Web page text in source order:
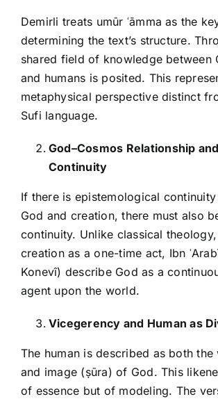
Demirli treats umūr ʿāmma as the
determining the text’s structure.
shared field of knowledge between
and humans is posited. This
metaphysical perspective distinct
Sufi language.
God–Cosmos Relationship
Continuity
If there is epistemological
God and creation, there must also
continuity. Unlike classical
creation as a one-time act, Ibn
Konevî) describe God as a
agent upon the world.
Vicegerency and Human as
The human is described as both the
and image (ṣūra) of God. This
of essence but of modeling. The